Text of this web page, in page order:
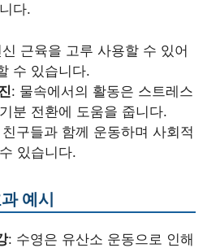
다.
근육을 고루 사용할 수 있어
수 있습니다.
: 물속에서의 활동은 스트레스
분 전환에 도움을 줍니다.
구들과 함께 운동하며 사회적
있습니다.
예시
: 수영은 유산소 운동으로 인해